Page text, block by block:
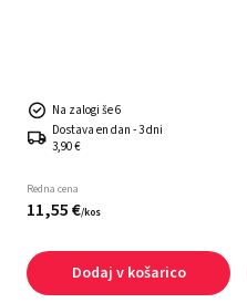
Na zalogi še 6
Dostava en dan - 3 dni
3,90 €
Redna cena
11,55€/kos
Dodaj v košarico